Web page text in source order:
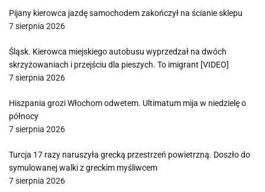
Pijany kierowca jazdę samochodem zakończył na ścianie sklepu
7 sierpnia 2026
Śląsk. Kierowca miejskiego autobusu wyprzedzał na dwóch
skrzyżowaniach i przejściu dla pieszych. To imigrant [VIDEO]
7 sierpnia 2026
Hiszpania grozi Włochom odwetem. Ultimatum mija w niedzielę o
północy
7 sierpnia 2026
Turcja 17 razy naruszyła grecką przestrzeń powietrzną. Doszło do
symulowanej walki z greckim myśliwcem
7 sierpnia 2026